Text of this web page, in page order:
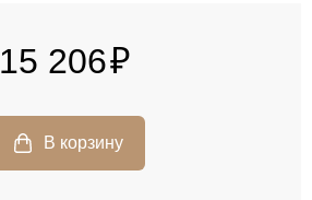
15 206